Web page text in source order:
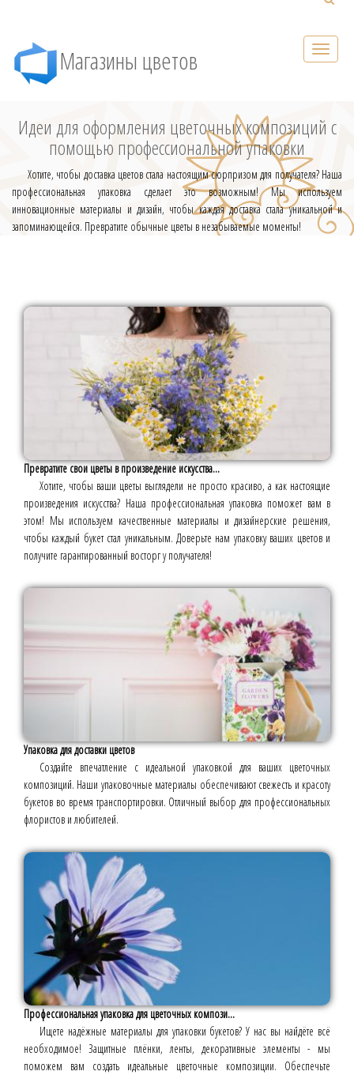
Магазины цветов
Идеи для оформления цветочных композиций с
помощью профессиональной упаковки
Хотите, чтобы доставка цветов стала настоящим сюрпризом для получателя? Наша
профессиональная упаковка сделает это возможным! Мы используем
инновационные материалы и дизайн, чтобы каждая доставка стала уникальной и
запоминающейся. Превратите обычные цветы в незабываемые моменты!
Превратите свои цветы в произведение искусства...
Хотите, чтобы ваши цветы выглядели не просто красиво, а как настоящие
произведения искусства? Наша профессиональная упаковка поможет вам в
этом! Мы используем качественные материалы и дизайнерские решения,
чтобы каждый букет стал уникальным. Доверьте нам упаковку ваших цветов и
получите гарантированный восторг у получателя!
Упаковка для доставки цветов
Создайте впечатление с идеальной упаковкой для ваших цветочных
композиций. Наши упаковочные материалы обеспечивают свежесть и красоту
букетов во время транспортировки. Отличный выбор для профессиональных
флористов и любителей.
Профессиональная упаковка для цветочных компози...
Ищете надёжные материалы для упаковки букетов? У нас вы найдёте всё
необходимое! Защитные плёнки, ленты, декоративные элементы - мы
поможем вам создать идеальные цветочные композиции. Обеспечьте